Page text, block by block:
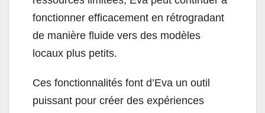
fonctionner efficacement en rétrogradant
de manière fluide vers des modèles
locaux plus petits.
Ces fonctionnalités font d’Eva un outil
puissant pour créer des expériences